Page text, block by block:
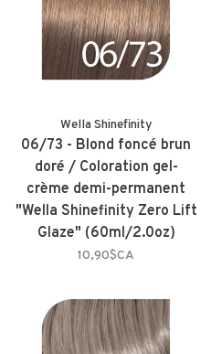
Wella Shinefinity
06/73 - Blond foncé brun
doré / Coloration gel-
crème demi-permanent
"Wella Shinefinity Zero Lift
Glaze" (60ml/2.0oz)
10,90$CA